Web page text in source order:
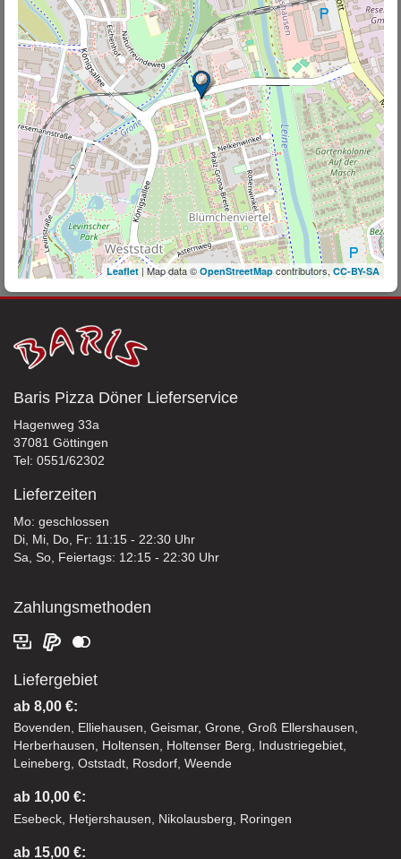
Leaflet| Map data © OpenStreetMapcontributors, CC-BY-SA
Baris Pizza Döner Lieferservice
Hagenweg 33a
37081 Göttingen
Tel: 0551/62302
Lieferzeiten
Mo: geschlossen
Di, Mi, Do, Fr: 11:15 - 22:30 Uhr
Sa, So, Feiertags: 12:15 - 22:30 Uhr
Zahlungsmethoden
Liefergebiet
ab 8,00 €:
Bovenden, Elliehausen, Geismar, Grone, Groß Ellershausen,
Herberhausen, Holtensen, Holtenser Berg, Industriegebiet,
Leineberg, Oststadt, Rosdorf, Weende
ab 10,00 €:
Esebeck, Hetjershausen, Nikolausberg, Roringen
ab 15,00 €: